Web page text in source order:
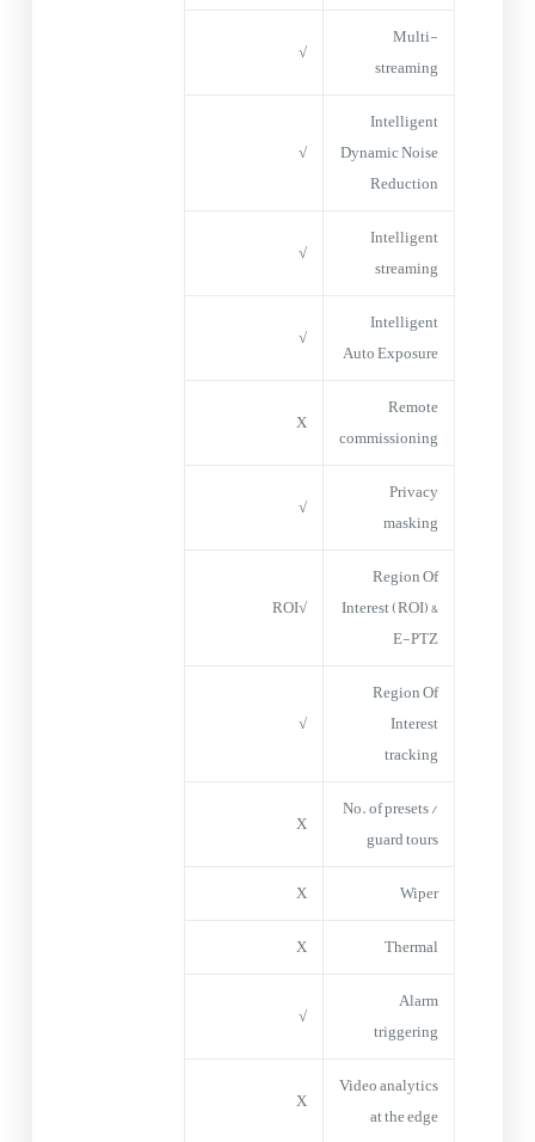
Multi-
streaming
√
Intelligent
Dynamic Noise
Reduction
√
Intelligent
streaming
√
Intelligent
Auto Exposure
√
Remote
commissioning
X
Privacy
masking
√
Region Of
Interest (ROI) &
E-PTZ
√ROI
Region Of
Interest
tracking
√
No. of presets /
guard tours
X
Wiper
X
Thermal
X
Alarm
triggering
√
Video analytics
at the edge
X